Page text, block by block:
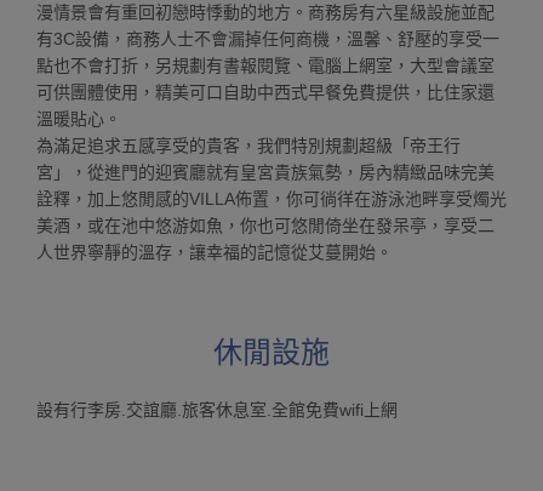
漫情景會有重回初戀時悸動的地方。商務房有六星級設施並配
有3C設備，商務人士不會漏掉任何商機，溫馨、舒壓的享受一
點也不會打折，另規劃有書報閱覽、電腦上網室，大型會議室
可供團體使用，精美可口自助中西式早餐免費提供，比住家還
溫暖貼心。
為滿足追求五感享受的貴客，我們特別規劃超級「帝王行
宮」，從進門的迎賓廳就有皇宮貴族氣勢，房內精緻品味完美
詮釋，加上悠閒感的VILLA佈置，你可徜徉在游泳池畔享受燭光
美酒，或在池中悠游如魚，你也可悠閒倚坐在發呆亭，享受二
人世界寧靜的溫存，讓幸福的記憶從艾蔓開始。
休閒設施
設有行李房.交誼廳.旅客休息室.全館免費wifi上網